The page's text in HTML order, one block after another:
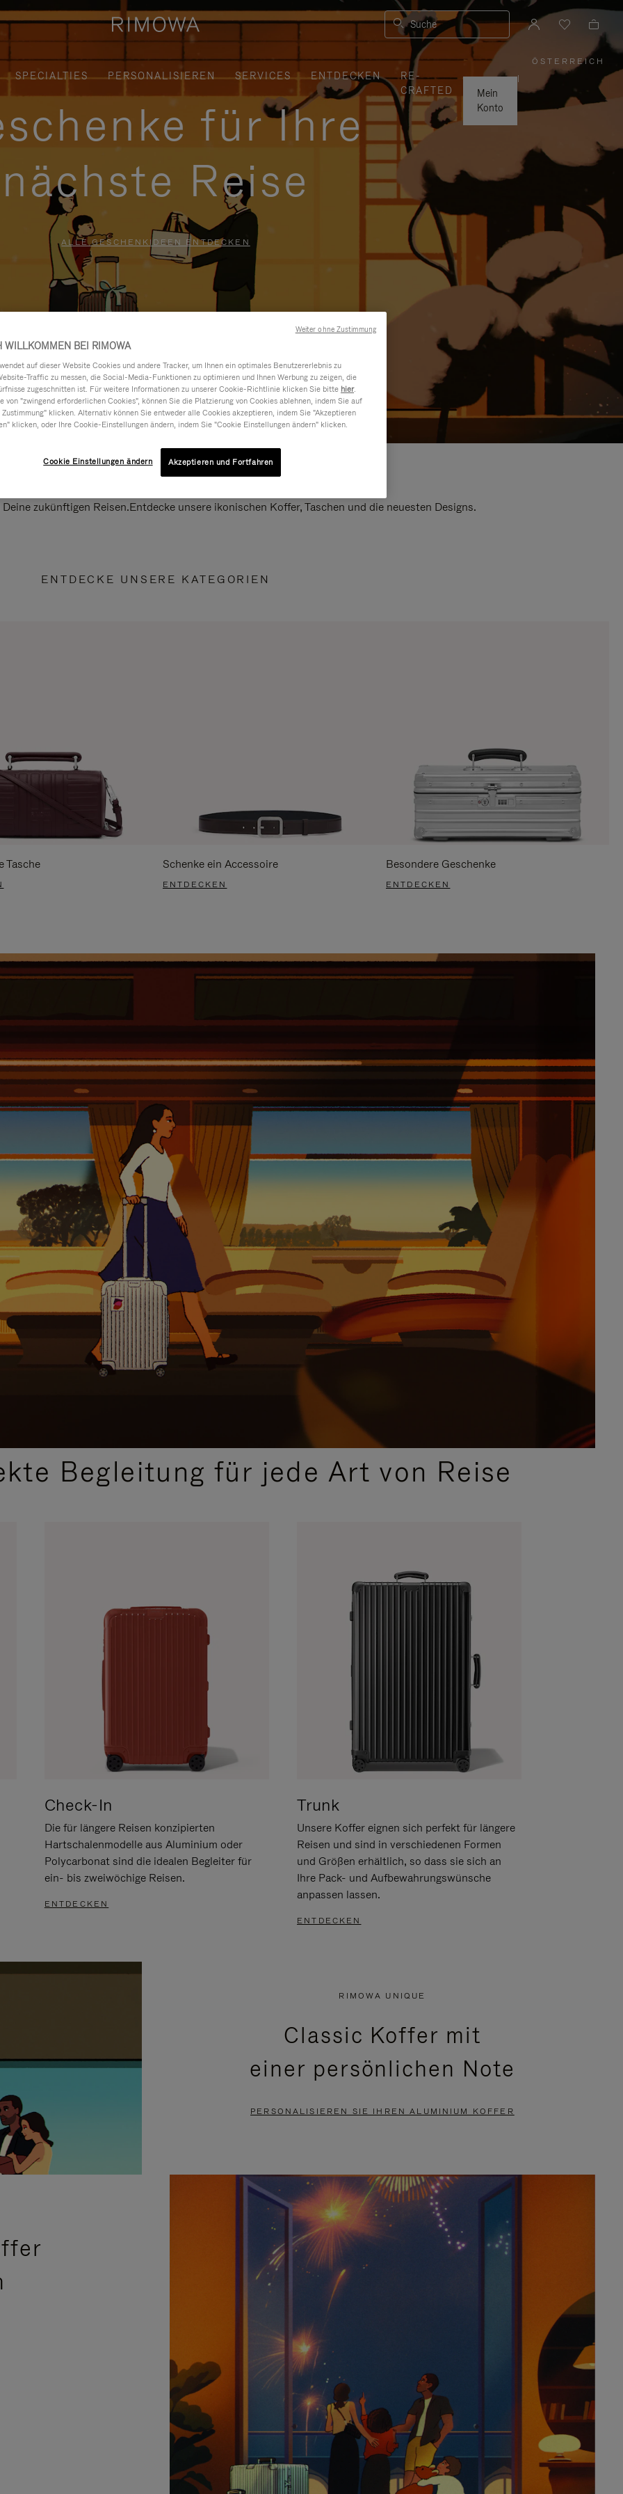
Suche
SPECIALTIES PERSONALISIEREN SERVICES ENTDECKEN
RE-
CRAFTED
Mein
Konto
ÖSTERREICH
,
WÄHLEN
IHRE
REGION
AUS
|
für Ihre
nächste Reise
ALLE GESCHENKIDEEN ENTDECKEN
zukünftigen Reisen.Entdecke unsere ikonischen Koffer, Taschen und die neuesten Designs.
ENTDECKE UNSERE KATEGORIEN
Tasche Schenke ein Accessoire
ENTDECKEN
Besondere Geschenke
ENTDECKEN
Begleitung für jede Art von Reise
Check-In
Die für längere Reisen konzipierten
Hartschalenmodelle aus Aluminium oder
Polycarbonat sind die idealen Begleiter für
ein- bis zweiwöchige Reisen.
ENTDECKEN
Trunk
Unsere Koffer eignen sich perfekt für längere
Reisen und sind in verschiedenen Formen
und Größen erhältlich, so dass sie sich an
Ihre Pack- und Aufbewahrungswünsche
anpassen lassen.
ENTDECKEN
RIMOWA UNIQUE
Classic Koffer mit
einer persönlichen Note
PERSONALISIEREN SIE IHREN ALUMINIUM KOFFER
WILLKOMMEN BEI RIMOWA
auf dieser Website Cookies und andere Tracker, um Ihnen ein optimales Benutzererlebnis zu
Traffic zu messen, die Social-Media-Funktionen zu optimieren und Ihnen Werbung zu zeigen, die
zugeschnitten ist. Für weitere Informationen zu unserer Cookie-Richtlinie klicken Sie bitte hier.
von "zwingend erforderlichen Cookies", können Sie die Platzierung von Cookies ablehnen, indem Sie auf
klicken. Alternativ können Sie entweder alle Cookies akzeptieren, indem Sie "Akzeptieren
klicken, oder Ihre Cookie-Einstellungen ändern, indem Sie "Cookie Einstellungen ändern" klicken.
Cookie Einstellungen ändern Akzeptieren und Fortfahren
Weiter ohne Zustimmung